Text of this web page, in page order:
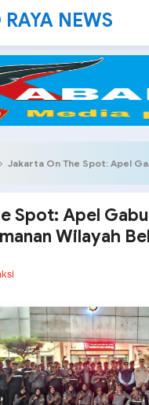
NEWS
Jakarta On The Spot: Apel Gabungan 3
Spot: Apel
Wilayah